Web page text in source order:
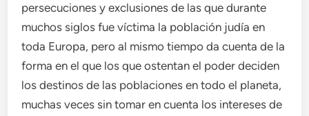
persecuciones y exclusiones de las que durante
muchos siglos fue víctima la población judía en
toda Europa, pero al mismo tiempo da cuenta de la
forma en el que los que ostentan el poder deciden
los destinos de las poblaciones en todo el planeta,
muchas veces sin tomar en cuenta los intereses de